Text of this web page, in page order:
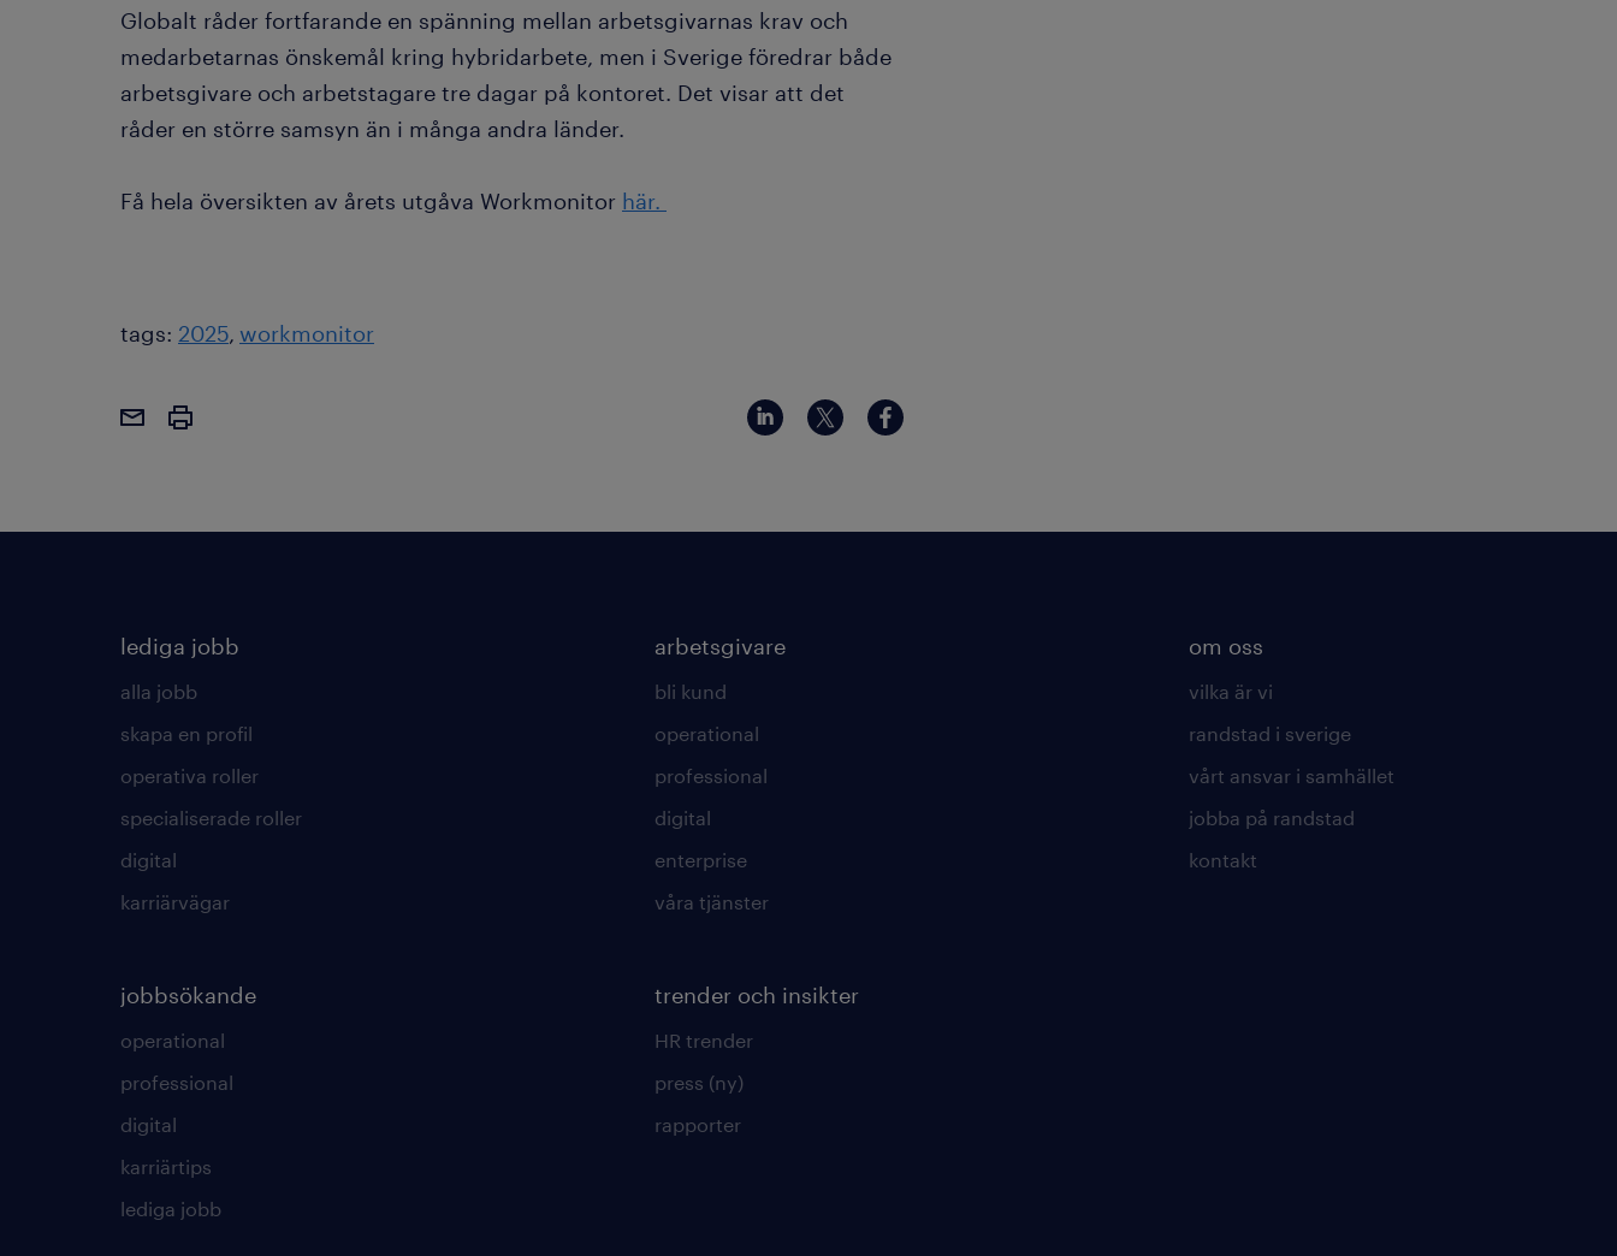
Globalt råder fortfarande en spänning mellan arbetsgivarnas krav och
medarbetarnas önskemål kring hybridarbete, men i Sverige föredrar både
arbetsgivare och arbetstagare tre dagar på kontoret. Det visar att det
råder en större samsyn än i många andra länder.
Få hela översikten av årets utgåva Workmonitor här.
tags: 2025 workmonitor
lediga jobb
alla jobb
skapa en profil
operativa roller
specialiserade roller
digital
karriärvägar
jobbsökande
operational
professional
digital
karriärtips
lediga jobb
arbetsgivare
bli kund
operational
professional
digital
enterprise
våra tjänster
trender och insikter
HR trender
press (ny)
rapporter
om oss
vilka är vi
randstad i sverige
vårt ansvar i samhället
jobba på randstad
kontakt